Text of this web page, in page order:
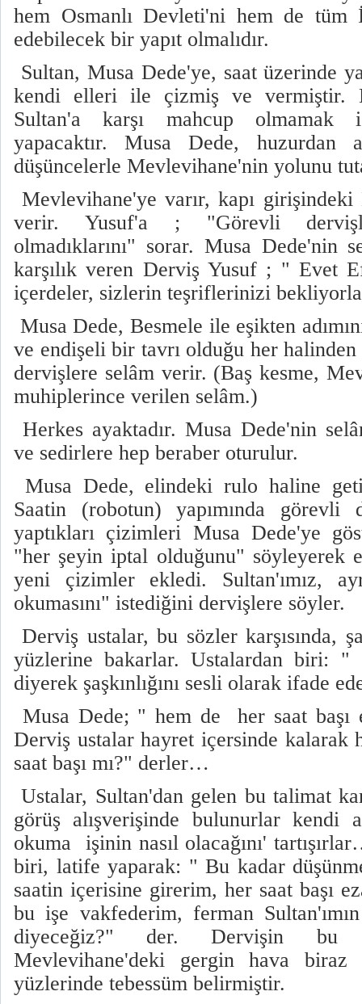
hem Osmanlı Devleti'ni hem de tüm
edebilecek bir yapıt olmalıdır.
Sultan, Musa Dede'ye, saat üzerinde
kendi elleri ile çizmiş ve vermiştir.
Sultan'a karşı mahcup olmamak
yapacaktır. Musa Dede, huzurdan
düşüncelerle Mevlevihane'nin yolunu
Mevlevihane'ye varır, kapı
verir. Yusuf'a ; "Görevli
olmadıklarını" sorar. Musa Dede'nin
karşılık veren Derviş Yusuf ; " Evet
içerdeler, sizlerin teşriflerinizi
Musa Dede, Besmele ile eşikten
ve endişeli bir tavrı olduğu her
dervişlere selâm verir. (Baş kesme,
muhiplerince verilen selâm.)
Herkes ayaktadır. Musa Dede'nin
ve sedirlere hep beraber oturulur.
Musa Dede, elindeki rulo haline
Saatin (robotun) yapımında görevli
yaptıkları çizimleri Musa Dede'ye
"her şeyin iptal olduğunu" söyleyerek
yeni çizimler ekledi. Sultan'ımız,
okumasını" istediğini dervişlere söyler.
Derviş ustalar, bu sözler karşısında,
yüzlerine bakarlar. Ustalardan biri: "
diyerek şaşkınlığını sesli olarak ifade
Musa Dede; " hem de her saat başı
Derviş ustalar hayret içersinde kalarak
saat başı mı?" derler…
Ustalar, Sultan'dan gelen bu talimat
görüş alışverişinde bulunurlar kendi
okuma işinin nasıl olacağını'
biri, latife yaparak: " Bu kadar
saatin içerisine girerim, her saat başı
bu işe vakfederim, ferman
diyeceğiz?" der. Dervişin bu
Mevlevihane'deki gergin hava biraz
yüzlerinde tebessüm belirmiştir.